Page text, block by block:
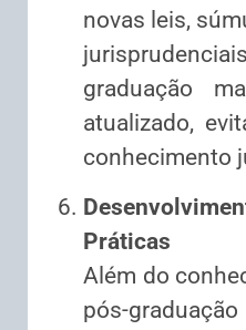
novas leis,
graduação
atualizado,
conhecimento
Práticas
Além do
pós-